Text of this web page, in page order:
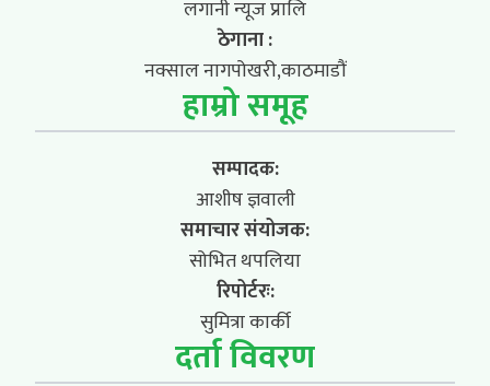
लगानी न्यूज प्रालि
ठेगाना :
नक्साल नागपोखरी,काठमाडौं
हाम्रो समूह
सम्पादक:
आशीष ज्ञवाली
समाचार संयोजक:
सोभित थपलिया
रिपोर्टरः:
सुमित्रा कार्की
दर्ता विवरण